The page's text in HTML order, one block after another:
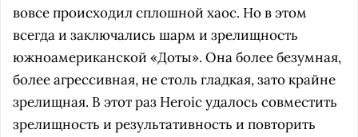
вовсе происходил сплошной хаос. Но в этом
всегда и заключались шарм и зрелищность
южноамериканской «Доты». Она более безумная,
более агрессивная, не столь гладкая, зато крайне
зрелищная. В этот раз Heroic удалось совместить
зрелищность и результативность и повторить